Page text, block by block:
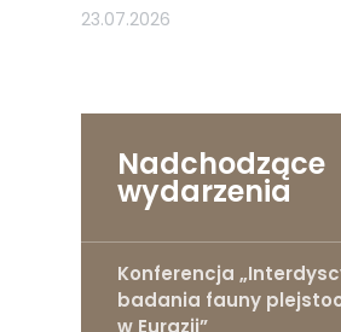
23.07.2026
Nadchodzące
wydarzenia
Konferencja
badania fauny